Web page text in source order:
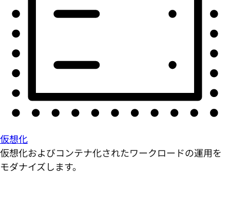
仮想化
仮想化およびコンテナ化されたワークロードの運用を
モダナイズします。